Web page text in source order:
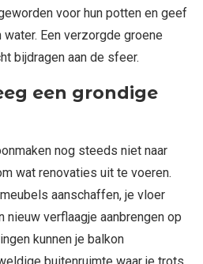
voor hun potten en geef
Een verzorgde groene
bijdragen aan de sfeer.
een grondige
nog steeds niet naar
wat renovaties uit te voeren.
aanschaffen, je vloer
verflaagje aanbrengen op
kunnen je balkon